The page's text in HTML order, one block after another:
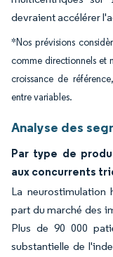
devraient accélérer
*Nos prévisions
comme directionnels et
croissance de
entre variables.
Analyse des
Par type de
aux concurrents
La neurostimulation
part du marché des
Plus de 90 000
substantielle de